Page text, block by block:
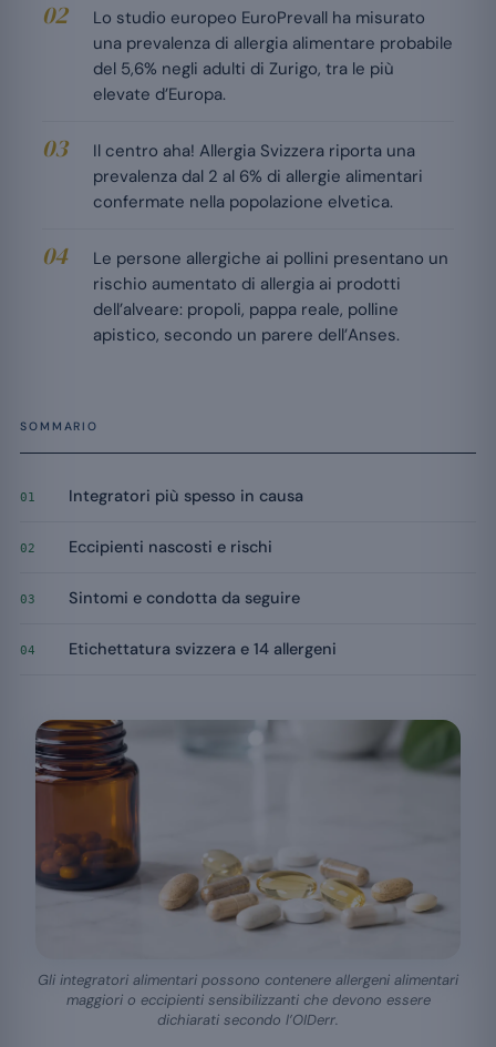
Lo studio europeo EuroPrevall ha misurato
una prevalenza di allergia alimentare probabile
del 5,6% negli adulti di Zurigo, tra le più
elevate d’Europa.
Il centro aha! Allergia Svizzera riporta una
prevalenza dal 2 al 6% di allergie alimentari
confermate nella popolazione elvetica.
Le persone allergiche ai pollini presentano un
rischio aumentato di allergia ai prodotti
dell’alveare: propoli, pappa reale, polline
apistico, secondo un parere dell’Anses.
SOMMARIO
01 Integratori più spesso in causa
02 Eccipienti nascosti e rischi
03 Sintomi e condotta da seguire
04 Etichettatura svizzera e 14 allergeni
Gli integratori alimentari possono contenere allergeni alimentari
maggiori o eccipienti sensibilizzanti che devono essere
dichiarati secondo l’OIDerr.